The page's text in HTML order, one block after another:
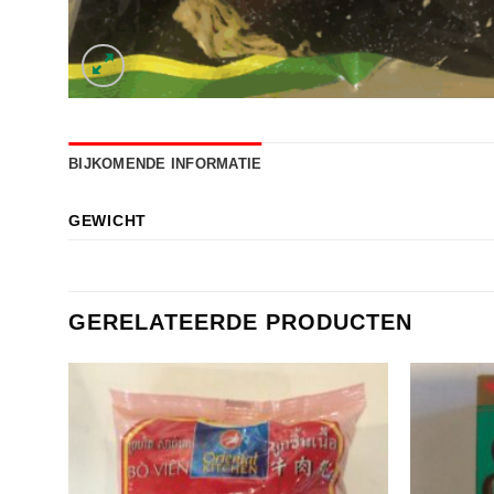
BIJKOMENDE INFORMATIE
GEWICHT
GERELATEERDE PRODUCTEN